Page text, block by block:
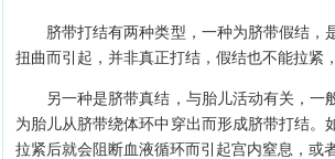
脐带打结有两种类型，一种为脐带假结，
扭曲而引起，并非真正打结，假结也不能拉紧
另一种是脐带真结，与胎儿活动有关，一
为胎儿从脐带绕体环中穿出而形成脐带打结
拉紧后就会阻断血液循环而引起宫内窒息，或